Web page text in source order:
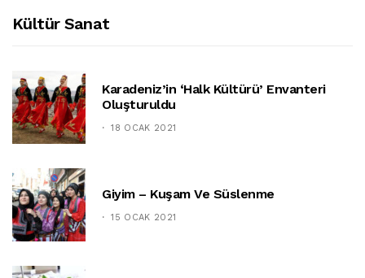
Kültür Sanat
Karadeniz’in ‘halk Kültürü’ Envanteri
Oluşturuldu
18 OCAK 2021
Giyim – Kuşam Ve Süslenme
15 OCAK 2021